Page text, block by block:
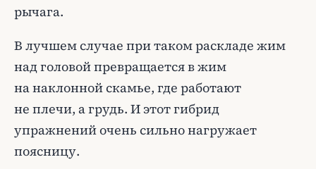
рычага.
В лучшем случае при таком раскладе жим
над головой превращается в жим
на наклонной скамье, где работают
не плечи, а грудь. И этот гибрид
упражнений очень сильно нагружает
поясницу.